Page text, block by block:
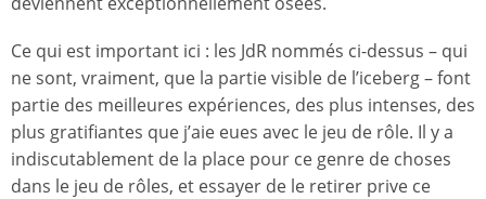
Ce qui est important ici : les JdR nommés ci-dessus – qui
ne sont, vraiment, que la partie visible de l’iceberg – font
partie des meilleures expériences, des plus intenses, des
plus gratifiantes que j’aie eues avec le jeu de rôle. Il y a
indiscutablement de la place pour ce genre de choses
dans le jeu de rôles, et essayer de le retirer prive ce